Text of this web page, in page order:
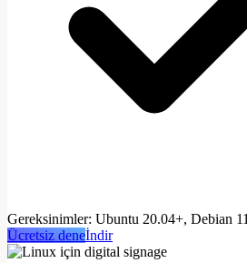
Gereksinimler: Ubuntu 20.04+, Debian
Ücretsiz deneİndir